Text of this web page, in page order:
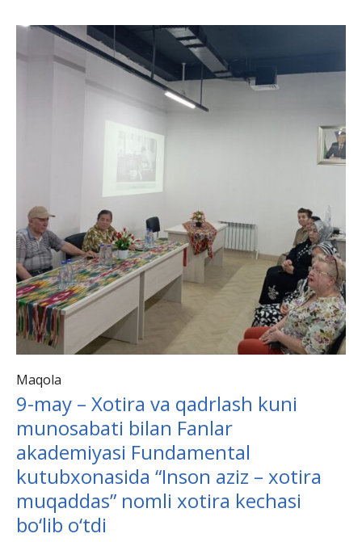
Maqola
9-may – Xotira va qadrlash kuni
munosabati bilan Fanlar
akademiyasi Fundamental
kutubxonasida “Inson aziz – xotira
muqaddas” nomli xotira kechasi
bo‘lib o‘tdi